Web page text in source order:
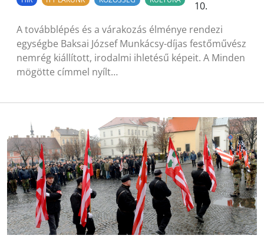
10.
A továbblépés és a várakozás élménye rendezi
egységbe Baksai József Munkácsy-díjas festőművész
nemrég kiállított, irodalmi ihletésű képeit. A Minden
mögötte címmel nyílt…